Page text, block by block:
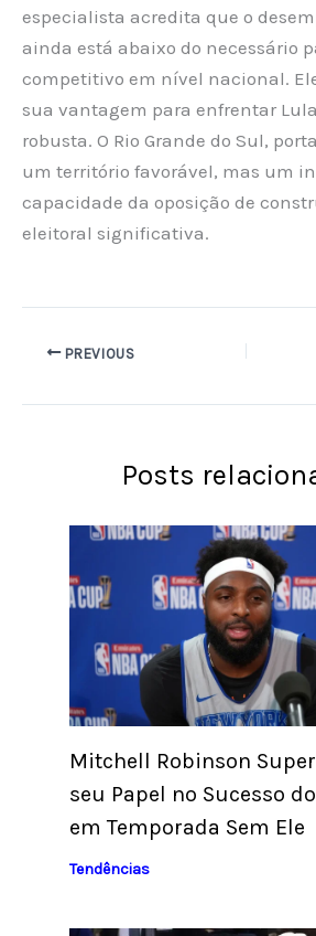
especialista acredita que o
ainda está abaixo do necessário
competitivo em nível nacional.
sua vantagem para enfrentar
robusta. O Rio Grande do Sul,
um território favorável, mas um
capacidade da oposição de
eleitoral significativa.
PREVIOUS
Posts
Mitchell Robinson
seu Papel no Sucesso
em Temporada Sem Ele
Tendências